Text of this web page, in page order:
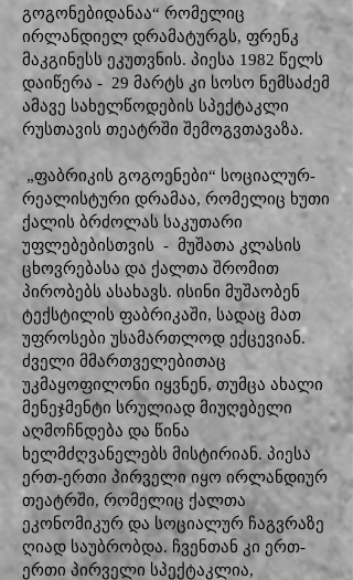
გოგონებიდანაა“ რომელიც
ირლანდიელ დრამატურგს, ფრენკ
მაკგინესს ეკუთვნის. პიესა 1982 წელს
დაიწერა - 29 მარტს კი სოსო ნემსაძემ
ამავე სახელწოდების სპექტაკლი
რუსთავის თეატრში შემოგვთავაზა.
„ფაბრიკის გოგოენები“ სოციალურ-
რეალისტური დრამაა, რომელიც ხუთი
ქალის ბრძოლას საკუთარი
უფლებებისთვის - მუშათა კლასის
ცხოვრებასა და ქალთა შრომით
პირობებს ასახავს. ისინი მუშაობენ
ტექსტილის ფაბრიკაში, სადაც მათ
უფროსები უსამართლოდ ექცევიან.
ძველი მმართველებითაც
უკმაყოფილონი იყვნენ, თუმცა ახალი
მენეჯმენტი სრულიად მიუღებელი
აღმოჩნდება და წინა
ხელმძღვანელებს მისტირიან. პიესა
ერთ-ერთი პირველი იყო ირლანდიურ
თეატრში, რომელიც ქალთა
ეკონომიკურ და სოციალურ ჩაგვრაზე
ღიად საუბრობდა. ჩვენთან კი ერთ-
ერთი პირველი სპექტაკლია,